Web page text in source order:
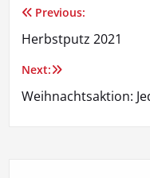
Previous:
Herbstputz 2021
Next:
Weihnachtsaktion: